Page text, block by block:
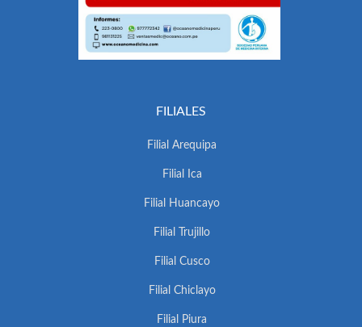
FILIALES
Filial Arequipa
Filial Ica
Filial Huancayo
Filial Trujillo
Filial Cusco
Filial Chiclayo
Filial Piura